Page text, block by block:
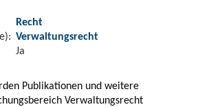
Recht
Verwaltungsrecht
Ja
Publikationen und weitere
Verwaltungsrecht